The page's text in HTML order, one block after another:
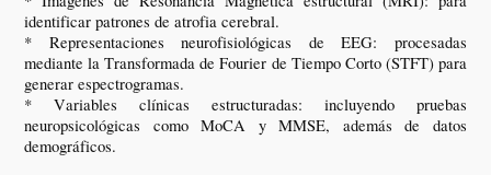
identificar patrones de atrofia cerebral.
* Representaciones neurofisiológicas de EEG: procesadas
mediante la Transformada de Fourier de Tiempo Corto (STFT) para
generar espectrogramas.
* Variables clínicas estructuradas: incluyendo pruebas
neuropsicológicas como MoCA y MMSE, además de datos
demográficos.